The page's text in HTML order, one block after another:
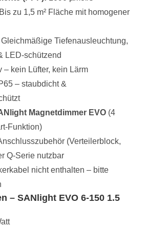
Bis zu 1,5 m² Fläche mit homogener
Gleichmäßige Tiefenausleuchtung,
LED-schützend
– kein Lüfter, kein Lärm
– staubdicht &
Magnetdimmer EVO (4
Funktion)
(Verteilerblock,
Q-Serie nutzbar
nicht enthalten – bitte
– SANlight EVO 6-150 1.5